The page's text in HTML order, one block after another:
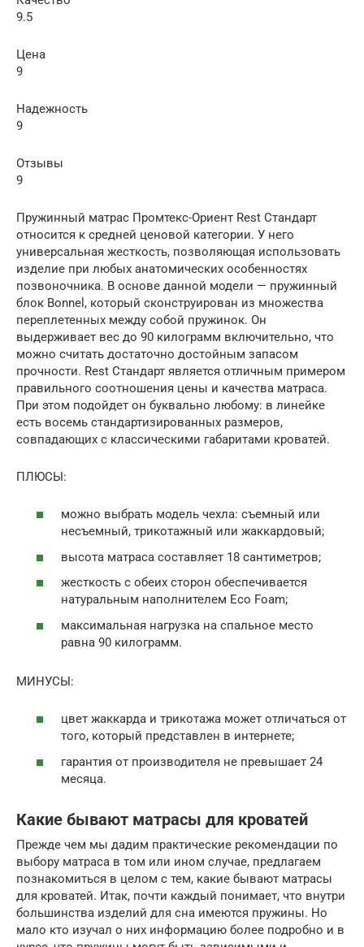
9.5
Цена
9
Надежность
9
Отзывы
9
Пружинный матрас Промтекс-Ориент Rest Стандарт
относится к средней ценовой категории. У него
универсальная жесткость, позволяющая использовать
изделие при любых анатомических особенностях
позвоночника. В основе данной модели — пружинный
блок Bonnel, который сконструирован из множества
переплетенных между собой пружинок. Он
выдерживает вес до 90 килограмм включительно, что
можно считать достаточно достойным запасом
прочности. Rest Стандарт является отличным примером
правильного соотношения цены и качества матраса.
При этом подойдет он буквально любому: в линейке
есть восемь стандартизированных размеров,
совпадающих с классическими габаритами кроватей.
ПЛЮСЫ:
можно выбрать модель чехла: съемный или
несъемный, трикотажный или жаккардовый;
высота матраса составляет 18 сантиметров;
жесткость с обеих сторон обеспечивается
натуральным наполнителем Eco Foam;
максимальная нагрузка на спальное место
равна 90 килограмм.
МИНУСЫ:
цвет жаккарда и трикотажа может отличаться от
того, который представлен в интернете;
гарантия от производителя не превышает 24
месяца.
Какие бывают матрасы для кроватей
Прежде чем мы дадим практические рекомендации по
выбору матраса в том или ином случае, предлагаем
познакомиться в целом с тем, какие бывают матрасы
для кроватей. Итак, почти каждый понимает, что внутри
большинства изделий для сна имеются пружины. Но
мало кто изучал о них информацию более подробно и в